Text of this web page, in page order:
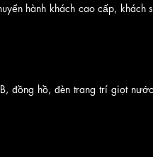
hành khách cao cấp, khách
đồng hồ, đèn trang trí giọt